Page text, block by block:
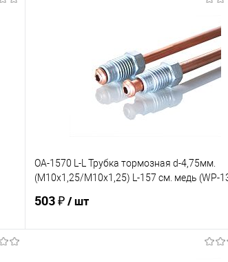
OA-1570 L-L Трубка тормозная d-4,75мм.
(М10х1,25/М10х1,25) L-157 см. медь (WP-
503 ₽/ шт